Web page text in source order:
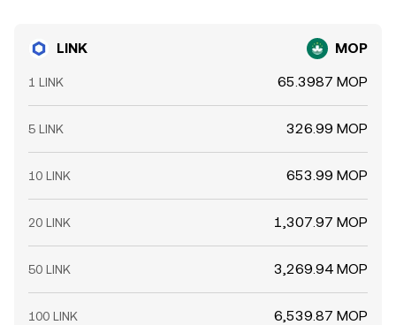
LINK MOP
1 LINK 65.3987 MOP
5 LINK 326.99 MOP
10 LINK 653.99 MOP
20 LINK 1,307.97 MOP
50 LINK 3,269.94 MOP
100 LINK 6,539.87 MOP